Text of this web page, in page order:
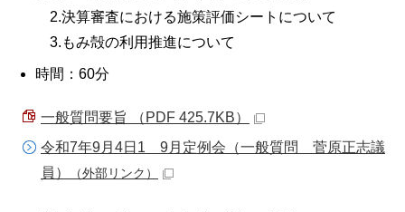
2.決算審査における施策評価シートについて
3.もみ殻の利用推進について
時間：60分
一般質問要旨 （PDF 425.7KB）
令和7年9月4日1 9月定例会（一般質問 菅原正志議
員）
（外部リンク）